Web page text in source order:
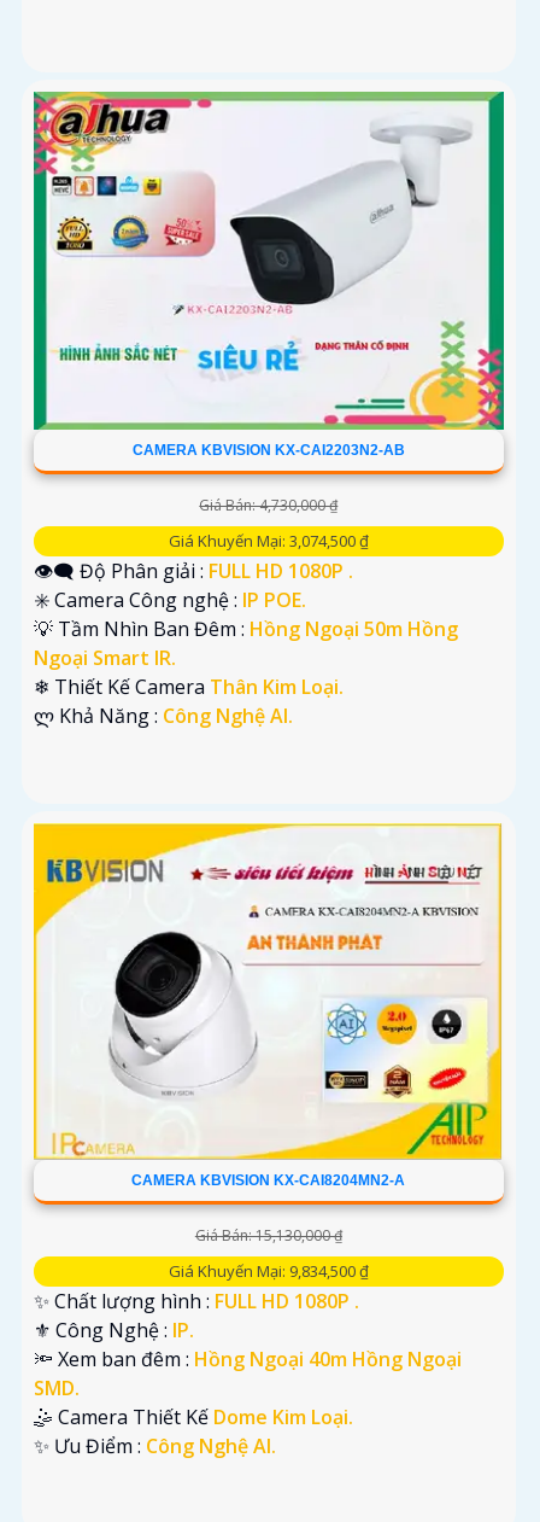
CAMERA KBVISION KX-CAI2203N2-AB
Giá Bán: 4,730,000 ₫
Giá Khuyến Mại: 3,074,500 ₫
👁️‍🗨 Độ Phân giải : FULL HD 1080P .
✳️ Camera Công nghệ : IP POE.
💡 Tầm Nhìn Ban Đêm : Hồng Ngoại 50m Hồng
Ngoại Smart IR.
❄ Thiết Kế Camera Thân Kim Loại.
️ლ Khả Năng : Công Nghệ AI.
CAMERA KBVISION KX-CAI8204MN2-A
Giá Bán: 15,130,000 ₫
Giá Khuyến Mại: 9,834,500 ₫
✨ Chất lượng hình : FULL HD 1080P .
⚜️ Công Nghệ : IP.
🔦 Xem ban đêm : Hồng Ngoại 40m Hồng Ngoại
SMD.
🤹 Camera Thiết Kế Dome Kim Loại.
️✨ Ưu Điểm : Công Nghệ AI.